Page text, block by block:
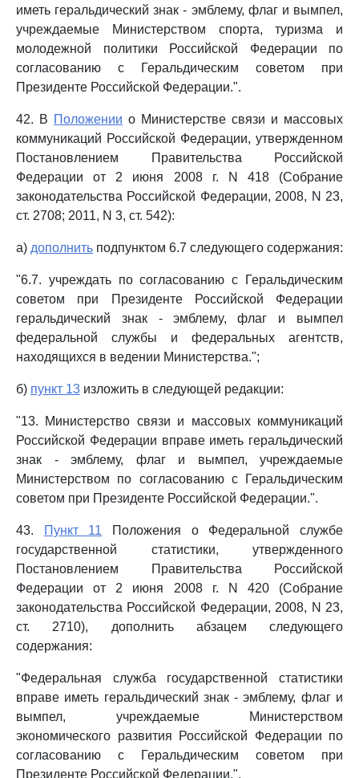
иметь геральдический знак - эмблему, флаг и вымпел,
учреждаемые Министерством спорта, туризма и
молодежной политики Российской Федерации по
согласованию с Геральдическим советом при
Президенте Российской Федерации.".
42. В Положении о Министерстве связи и массовых
коммуникаций Российской Федерации, утвержденном
Постановлением Правительства Российской
Федерации от 2 июня 2008 г. N 418 (Собрание
законодательства Российской Федерации, 2008, N 23,
ст. 2708; 2011, N 3, ст. 542):
а) дополнить подпунктом 6.7 следующего содержания:
"6.7. учреждать по согласованию с Геральдическим
советом при Президенте Российской Федерации
геральдический знак - эмблему, флаг и вымпел
федеральной службы и федеральных агентств,
находящихся в ведении Министерства.";
б) пункт 13 изложить в следующей редакции:
"13. Министерство связи и массовых коммуникаций
Российской Федерации вправе иметь геральдический
знак - эмблему, флаг и вымпел, учреждаемые
Министерством по согласованию с Геральдическим
советом при Президенте Российской Федерации.".
43. Пункт 11 Положения о Федеральной службе
государственной статистики, утвержденного
Постановлением Правительства Российской
Федерации от 2 июня 2008 г. N 420 (Собрание
законодательства Российской Федерации, 2008, N 23,
ст. 2710), дополнить абзацем следующего
содержания:
"Федеральная служба государственной статистики
вправе иметь геральдический знак - эмблему, флаг и
вымпел, учреждаемые Министерством
экономического развития Российской Федерации по
согласованию с Геральдическим советом при
Президенте Российской Федерации.".